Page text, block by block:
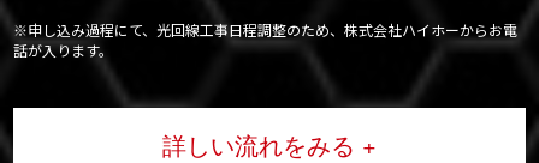
※申し込み過程にて、光回線工事日程調整のため、株式会社ハイホーからお電
話が入ります。
詳しい流れをみる +